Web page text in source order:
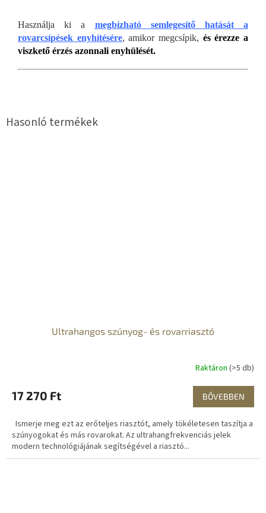
Használja ki a megbízható semlegesítő hatását a
rovarcsípések enyhítésére, amikor megcsípik, és érezze a
viszkető érzés azonnali enyhülését.
Ultrahangos szúnyog- és rovarriasztó
Raktáron (>5 db)
17 270 Ft BŐVEBBEN
Ismerje meg ezt az erőteljes riasztót, amely tökéletesen taszítja a
szúnyogokat és más rovarokat. Az ultrahangfrekvenciás jelek
modern technológiájának segítségével a riasztó...